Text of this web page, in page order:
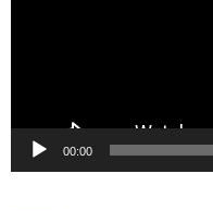
00:00